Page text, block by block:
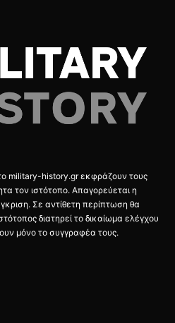
military-history.gr εκφράζουν τους
τον ιστότοπο. Απαγορεύεται η
Σε αντίθετη περίπτωση θα
διατηρεί το δικαίωμα ελέγχου
μόνο το συγγραφέα τους.